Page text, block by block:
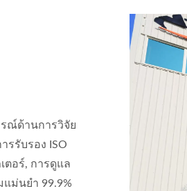
ณ์ด้านการวิจัย
รรับรอง ISO
ตอร์, การดูแล
ม่นยำ 99.9%